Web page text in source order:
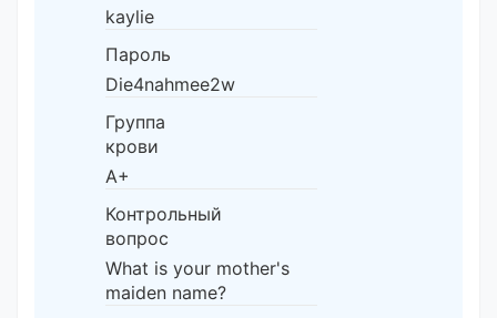
kaylie
Пароль
Die4nahmee2w
Группа
крови
A+
Контрольный
вопрос
What is your mother's
maiden name?